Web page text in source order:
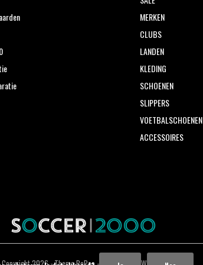
MERKEN
CLUBS
LANDEN
KLEDING
SCHOENEN
SLIPPERS
VOETBALSCHOENEN
ACCESSOIRES